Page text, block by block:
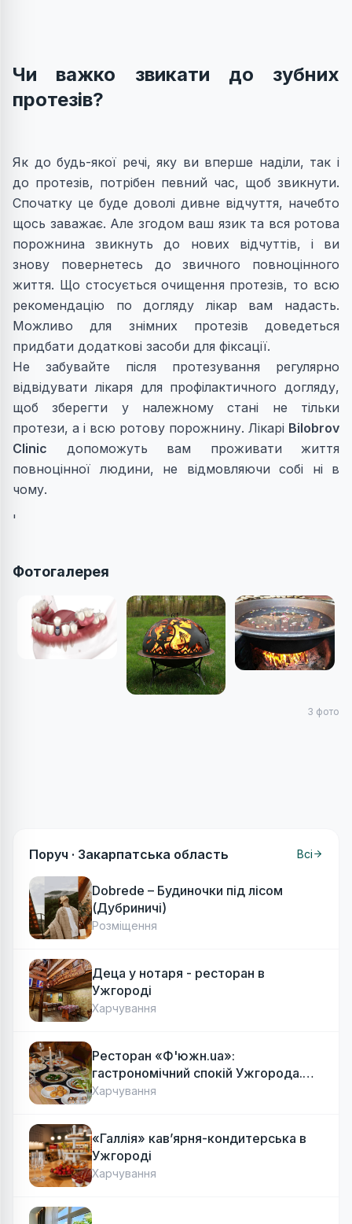
Чи важко звикати до зубних
протезів?
Як до будь-якої речі, яку ви вперше наділи, так і
до протезів, потрібен певний час, щоб звикнути.
Спочатку це буде доволі дивне відчуття, начебто
щось заважає. Але згодом ваш язик та вся ротова
порожнина звикнуть до нових відчуттів, і ви
знову повернетесь до звичного повноцінного
життя. Що стосується очищення протезів, то всю
рекомендацію по догляду лікар вам надасть.
Можливо для знімних протезів доведеться
придбати додаткові засоби для фіксації.
Не забувайте після протезування регулярно
відвідувати лікаря для профілактичного догляду,
щоб зберегти у належному стані не тільки
протези, а і всю ротову порожнину. Лікарі Bilobrov
Clinic допоможуть вам проживати життя
повноцінної людини, не відмовляючи собі ні в
чому.
'
Фотогалерея
3 фото
Поруч · Закарпатська область Всі
Dobrede – Будиночки під лісом
(Дубриничі)
Розміщення
Деца у нотаря - ресторан в
Ужгороді
Харчування
Ресторан «Ф'южн.ua»:
гастрономічний спокій Ужгорода.
Авторська локальна кухня, затишок
Харчування
«Галлія» кав’ярня-кондитерська в
Ужгороді
Харчування